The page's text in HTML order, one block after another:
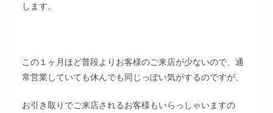
します。
この１ヶ月ほど普段よりお客様のご来店が少ないので、通
常営業していても休んでも同じっぽい気がするのですが、
お引き取りでご来店されるお客様もいらっしゃいますの